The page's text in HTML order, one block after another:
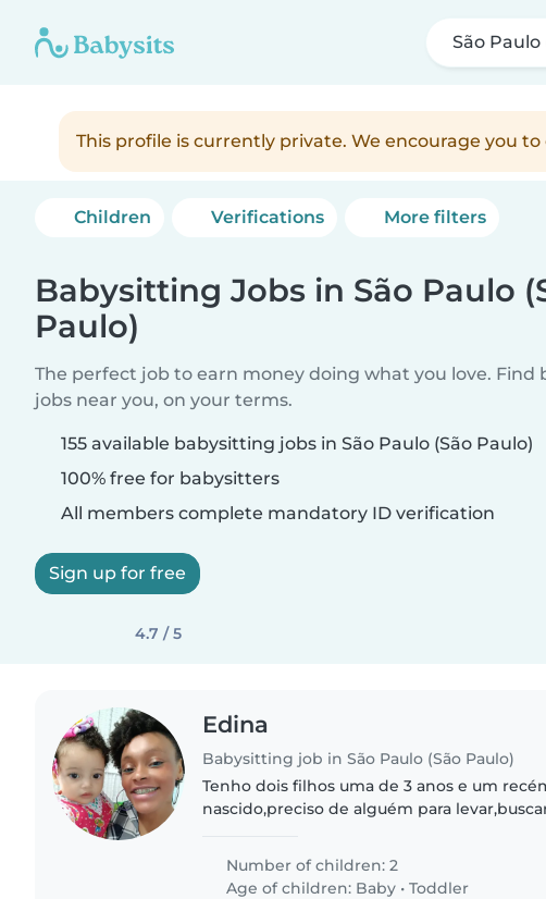
São Paulo
This profile is currently private. We encourage you
Children Verifications More filters
Babysitting Jobs in São Paulo
Paulo)
The perfect job to earn money doing what you love. Find
jobs near you, on your terms.
155 available babysitting jobs in São Paulo (São Paulo)
100% free for babysitters
All members complete mandatory ID verification
Sign up for free
4.7 / 5
Edina
Babysitting job in São Paulo (São Paulo)
Tenho dois filhos uma de 3 anos e um
nascido,preciso de alguém para
de casa melhor ainda.
Number of children: 2
Age of children: Baby •Toddler